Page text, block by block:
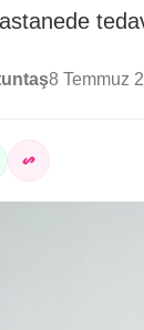
8 Temmuz